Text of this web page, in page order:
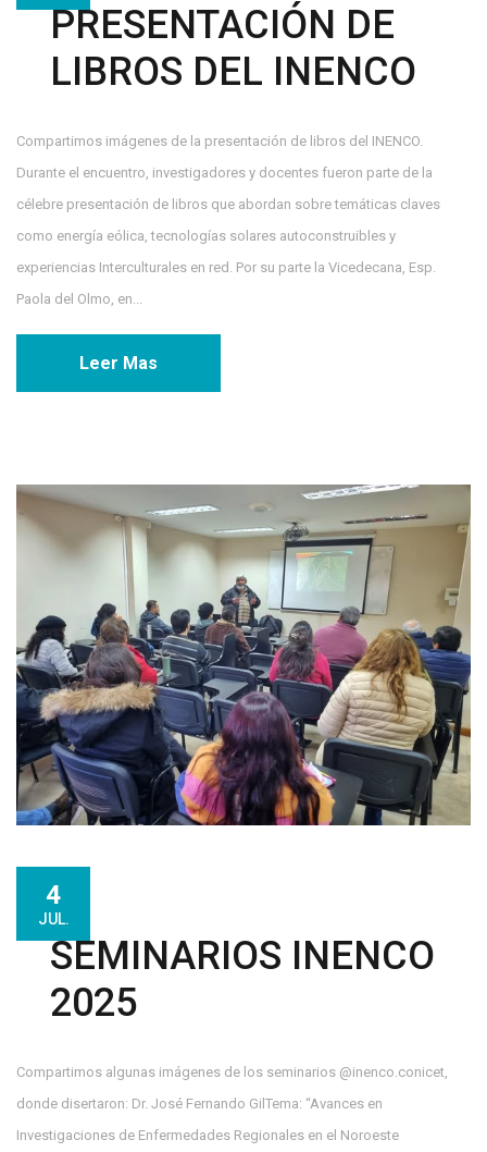
PRESENTACIÓN DE
LIBROS DEL INENCO
Compartimos imágenes de la presentación de libros del INENCO.
Durante el encuentro, investigadores y docentes fueron parte de la
célebre presentación de libros que abordan sobre temáticas claves
como energía eólica, tecnologías solares autoconstruibles y
experiencias Interculturales en red. Por su parte la Vicedecana, Esp.
Paola del Olmo, en...
Leer Mas
4
JUL.
SEMINARIOS INENCO
2025
Compartimos algunas imágenes de los seminarios @inenco.conicet,
donde disertaron: Dr. José Fernando GilTema: “Avances en
Investigaciones de Enfermedades Regionales en el Noroeste